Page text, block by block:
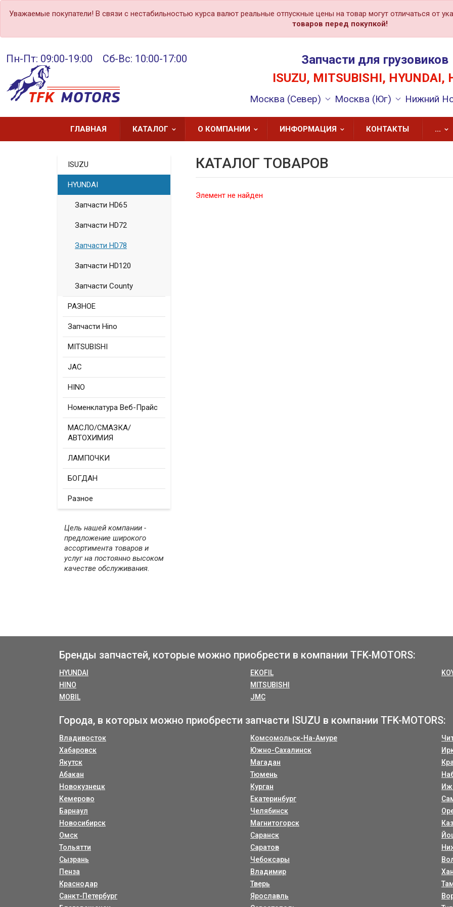
Уважаемые покупатели! В связи с нестабильностью курса валют реальные отпускные цены на товар могут отличаться от
товаров перед покупкой!
Пн-Пт: 09:00-19:00 Сб-Вс: 10:00-17:00
Запчасти для грузовиков
ISUZU, MITSUBISHI, HYUNDAI,
Москва (Север) Москва (Юг) Нижний
ГЛАВНАЯ КАТАЛОГ О КОМПАНИИ ИНФОРМАЦИЯ КОНТАКТЫ ...
ISUZU
HYUNDAI
Запчасти HD65
Запчасти HD72
Запчасти HD78
Запчасти HD120
Запчасти County
РАЗНОЕ
Запчасти Hino
MITSUBISHI
JAC
HINO
Номенклатура Веб-Прайс
МАСЛО/СМАЗКА/
АВТОХИМИЯ
ЛАМПОЧКИ
БОГДАН
Разное
Цель нашей компании -
предложение широкого
ассортимента товаров и
услуг на постоянно высоком
качестве обслуживания.
КАТАЛОГ ТОВАРОВ
Элемент не найден
Бренды запчастей, которые можно приобрести в компании TFK-MOTORS:
HYUNDAI
HINO
MOBIL
EKOFIL
MITSUBISHI
JMC
Города, в которых можно приобрести запчасти ISUZU в компании TFK-MOTORS:
Владивосток
Хабаровск
Якутск
Абакан
Новокузнецк
Кемерово
Барнаул
Новосибирск
Омск
Тольятти
Сызрань
Пенза
Краснодар
Санкт-Петербург
Комсомольск-На-Амуре
Южно-Сахалинск
Магадан
Тюмень
Курган
Екатеринбург
Челябинск
Магнитогорск
Саранск
Саратов
Чебоксары
Владимир
Тверь
Ярославль